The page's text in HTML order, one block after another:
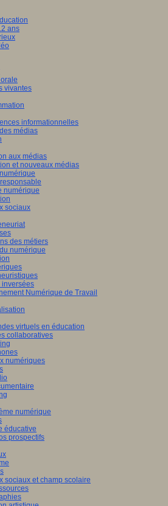
ans
vivantes
informationnelles
médias
aux médias
et nouveaux médias
numérique
sociaux
des métiers
numérique
inversées
Numérique de Travail
virtuels en éducation
collaboratives
numériques
numérique
éducative
prospectifs
sociaux et champ scolaire